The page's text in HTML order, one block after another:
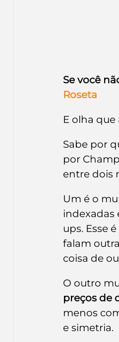
Se você
Roseta
E olha que
Sabe por
por
entre dois
Um é o
indexadas
ups. Esse
falam
coisa de
O outro
preços de
menos
e simetria.